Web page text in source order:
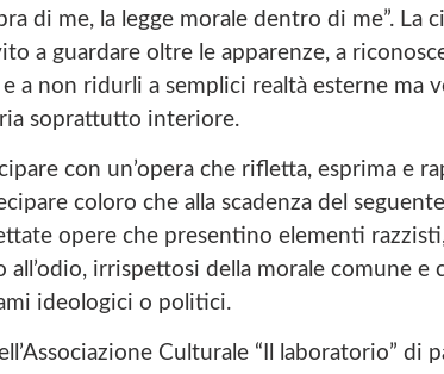
di me, la legge morale dentro di me”. La
a guardare oltre le apparenze, a
a non ridurli a semplici realtà esterne
soprattutto interiore.
con un’opera che rifletta, esprima e
coloro che alla scadenza del
opere che presentino elementi
all’odio, irrispettosi della morale comune
ideologici o politici.
Culturale “Il laboratorio” di